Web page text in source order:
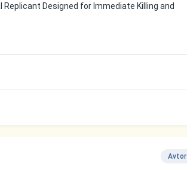
Replicant Designed for Immediate Killing and
Avtor